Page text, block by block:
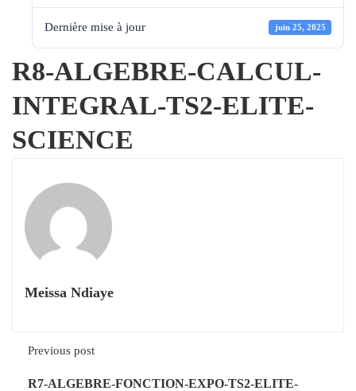
Dernière mise à jour juin 25, 2025
R8-ALGEBRE-CALCUL-
INTEGRAL-TS2-ELITE-
SCIENCE
Meissa Ndiaye
Previous post
R7-ALGEBRE-FONCTION-EXPO-TS2-ELITE-